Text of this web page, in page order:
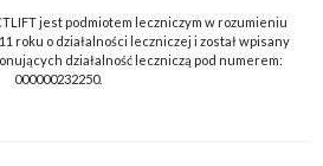
jest podmiotem leczniczym w rozumieniu
roku o działalności leczniczej i został wpisany
działalność leczniczą pod numerem:
000000232250.